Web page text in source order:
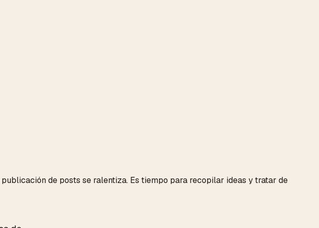
de posts se ralentiza. Es tiempo para recopilar ideas y tratar de